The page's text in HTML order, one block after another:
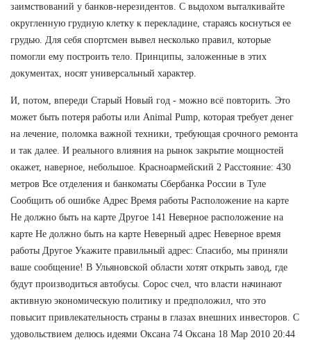
заимствований у банков-нерезидентов. С выдохом выталкивайте
округленную грудную клетку к перекладине, стараясь коснуться ее
грудью. Для себя спортсмен вывел несколько правил, которые
помогли ему построить тело. Принципы, заложенные в этих
документах, носят универсальный характер.
И, потом, впереди Старый Новый год - можно всё повторить. Это
может быть потеря работы или Animal Pump, которая требует денег
на лечение, поломка важной техники, требующая срочного ремонта
и так далее. И реального влияния на рынок закрытие мощностей
окажет, наверное, небольшое. Красноармейский 2 Расстояние: 430
метров Все отделения и банкоматы Сбербанка России в Туле
Сообщить об ошибке Адрес Время работы Расположение на карте
Не должно быть на карте Другое 141 Неверное расположение на
карте Не должно быть на карте Неверный адрес Неверное время
работы Другое Укажите правильный адрес: Спасибо, мы приняли
ваше сообщение! В Ульяновской области хотят открыть завод, где
будут производиться автобусы. Сорос счел, что власти начинают
активную экономическую политику и предположил, что это
повысит привлекательность страны в глазах внешних инвесторов. С
удовольствием делюсь идеями Оксана 74 Оксана 18 Мар 2010 20:44